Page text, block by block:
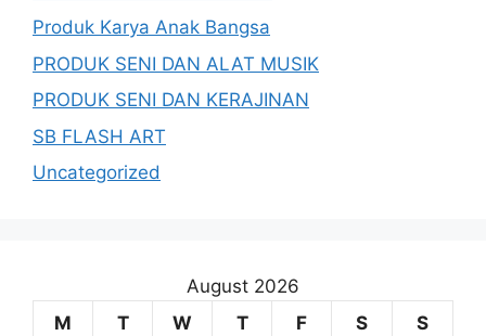
Produk Karya Anak Bangsa
PRODUK SENI DAN ALAT MUSIK
PRODUK SENI DAN KERAJINAN
SB FLASH ART
Uncategorized
August 2026
M
T W T F S S